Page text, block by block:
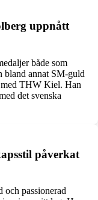
uppnått
både som
bland annat SM-guld
THW Kiel. Han
det svenska
påverkat
och passionerad